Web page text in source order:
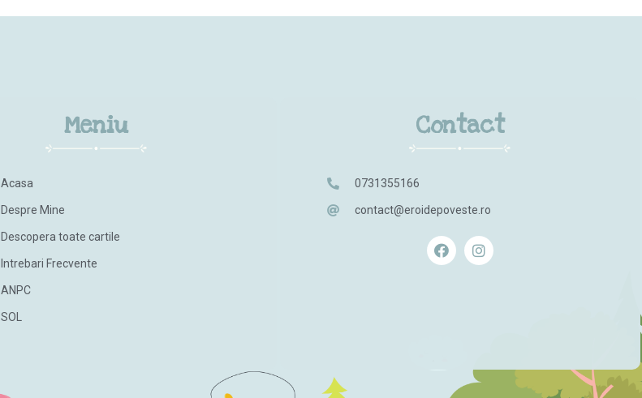
Meniu
Acasa
Despre Mine
Descopera toate cartile
Intrebari Frecvente
ANPC
SOL
Contact
0731355166
contact@eroidepoveste.ro